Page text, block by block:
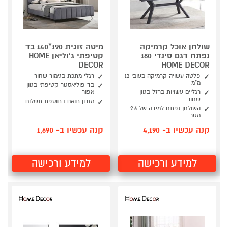
שולחן אוכל קרמיקה
נפתח דגם סינדי 180
HOME DECOR
פלטה עשויה קרמיקה בעובי 12
מ"מ
רגליים עשויות ברזל בגוון
שחור
השולחן נפתח למידה של 2.6
מטר
קנה עכשיו ב- 4,190
למידע ורכישה
מיטה זוגית 190*140 בד
קטיפתי ג'וליאן HOME
DECOR
רגלי מתכת בגימור שחור
בד פוליאסטר קטיפתי בגוון
אפור
מזרון תואם בתוספת תשלום
קנה עכשיו ב- 1,690
למידע ורכישה